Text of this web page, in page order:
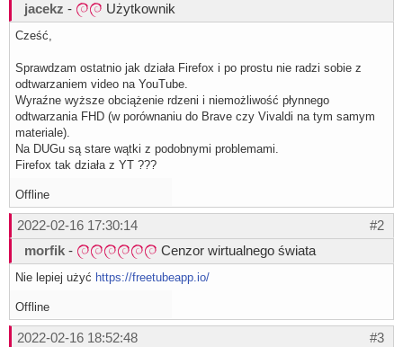
jacekz - Użytkownik
Cześć,
Sprawdzam ostatnio jak działa Firefox i po prostu nie radzi sobie z
odtwarzaniem video na YouTube.
Wyraźne wyższe obciążenie rdzeni i niemożliwość płynnego
odtwarzania FHD (w porównaniu do Brave czy Vivaldi na tym samym
materiale).
Na DUGu są stare wątki z podobnymi problemami.
Firefox tak działa z YT ???
Offline
#2
2022-02-16 17:30:14
morfik - Cenzor wirtualnego świata
Nie lepiej użyć https://freetubeapp.io/
Offline
#3
2022-02-16 18:52:48